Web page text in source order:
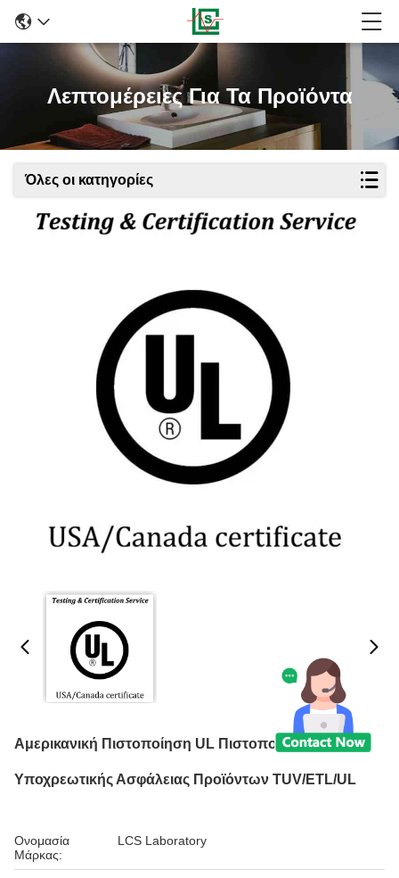
Λεπτομέρειες Για Τα Προϊόντα
Όλες οι κατηγορίες
Αμερικανική Πιστοποίηση UL Πιστοποίηση
Υποχρεωτικής Ασφάλειας Προϊόντων TUV/ETL/UL
Ονομασία
Μάρκας:
LCS Laboratory